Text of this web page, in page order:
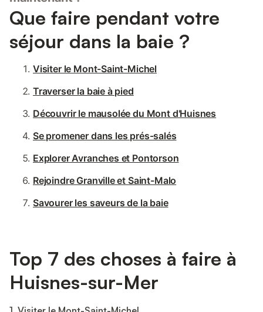
Que faire pendant votre
séjour dans la baie ?
Visiter le Mont-Saint-Michel
Traverser la baie à pied
Découvrir le mausolée du Mont d'Huisnes
Se promener dans les prés-salés
Explorer Avranches et Pontorson
Rejoindre Granville et Saint-Malo
Savourer les saveurs de la baie
Top 7 des choses à faire à
Huisnes-sur-Mer